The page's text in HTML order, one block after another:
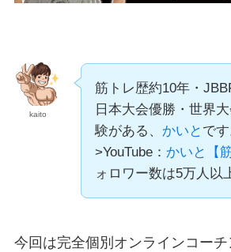
kaito
筋トレ歴約10年・
日本大会優勝・世界
験がある、 かいと です
>YouTube： かいと【
ォロワー数は5万人以
今回は完全個別オンラインコー